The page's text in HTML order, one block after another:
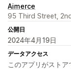
Aimerce
95 Third Street,
公開日
2024年4月19日
データアクセス
このアプリがスト